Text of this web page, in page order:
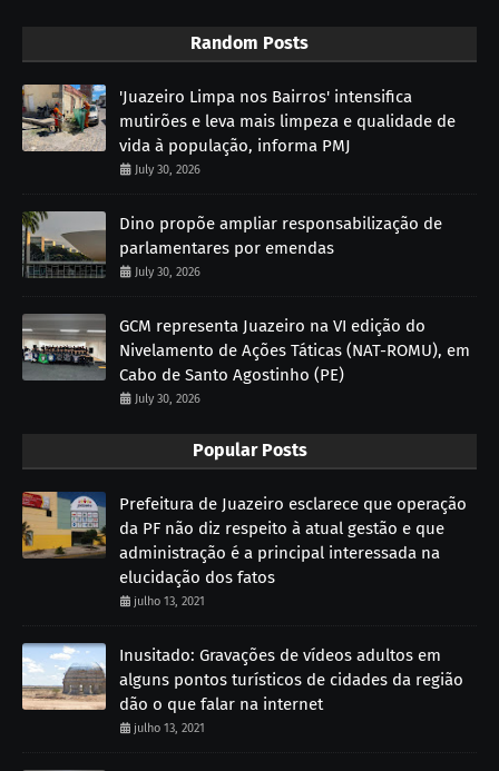
Random Posts
'Juazeiro Limpa nos Bairros' intensifica
mutirões e leva mais limpeza e qualidade de
vida à população, informa PMJ
July 30, 2026
Dino propõe ampliar responsabilização de
parlamentares por emendas
July 30, 2026
GCM representa Juazeiro na VI edição do
Nivelamento de Ações Táticas (NAT-ROMU), em
Cabo de Santo Agostinho (PE)
July 30, 2026
Popular Posts
Prefeitura de Juazeiro esclarece que operação
da PF não diz respeito à atual gestão e que
administração é a principal interessada na
elucidação dos fatos
julho 13, 2021
Inusitado: Gravações de vídeos adultos em
alguns pontos turísticos de cidades da região
dão o que falar na internet
julho 13, 2021